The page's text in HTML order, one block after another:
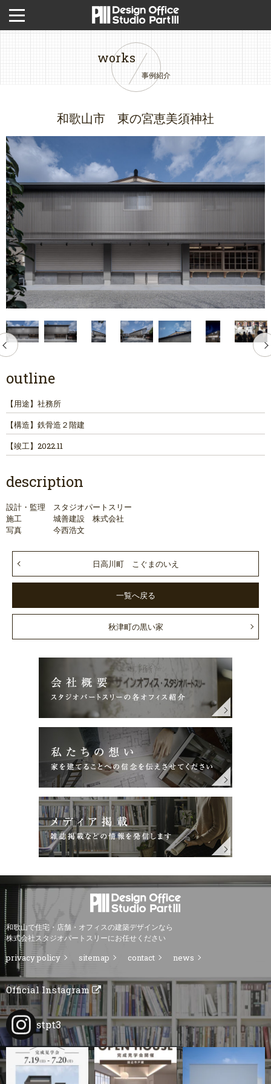
事例紹介
works
和歌山市 東の宮恵美須神社
outline
【用途】 社務所
【構造】 鉄骨造２階建
【竣工】 2022.11
description
設計・監理 スタジオパートスリー
施工 城善建設 株式会社
写真 今西浩文
日高川町 こぐまのいえ
一覧へ戻る
秋津町の黒い家
和歌山で住宅・店舗・オフィスの建築デザインなら
株式会社スタジオパートスリーにお任せください
privacy policy sitemap contact news
Official Instagram
stpt3